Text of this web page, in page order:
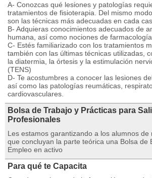
A- Conozcas qué lesiones y patologías
tratamientos de fisioterapia. Del mismo
son las técnicas más adecuadas en cada
B- Adquieras conocimientos adecuados de
humana, así como nociones de
C- Estés familiarizado con los tratamientos
también con las últimas técnicas utilizadas,
la diatermia, la órtesis y la estimulación
(TENS)
D- Te acostumbres a conocer las lesiones
así como las patologías reumáticas,
cardiovasculares.
Bolsa de Trabajo y Prácticas para
Profesionales
Les estamos garantizando a los alumnos de
que concluyan la parte teórica una Bolsa de
Empleo en activo
Para qué te Capacita